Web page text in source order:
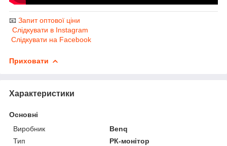
📧 Запит оптової ціни
Слідкувати в Instagram
Слідкувати на Facebook
Приховати
Характеристики
Основні
Виробник
Benq
Тип
РК-монітор